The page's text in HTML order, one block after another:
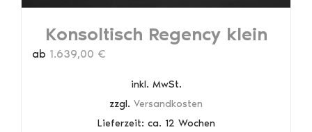
Konsoltisch Regency klein
ab 1.639,00 €
inkl. MwSt.
zzgl. Versandkosten
Lieferzeit: ca. 12 Wochen